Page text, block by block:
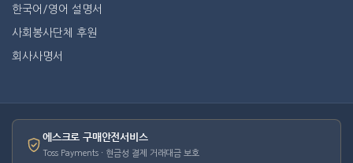
한국어/영어 설명서
사회봉사단체 후원
회사사명서
에스크로 구매안전서비스
Toss Payments · 현금성 결제 거래대금 보호